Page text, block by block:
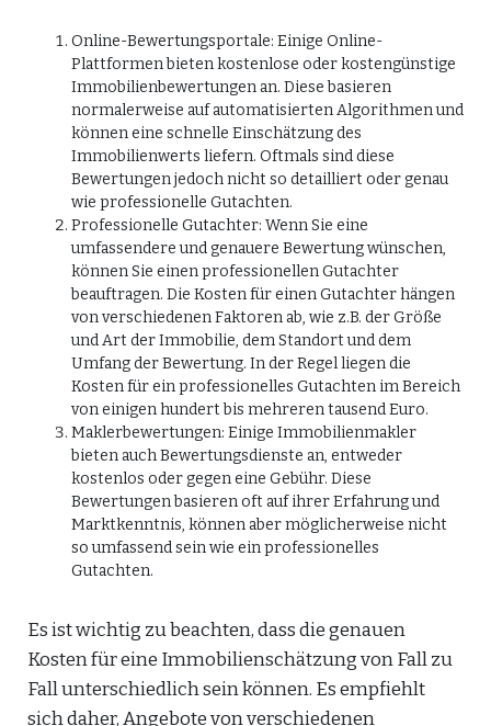
Online-Bewertungsportale: Einige Online-
Plattformen bieten kostenlose oder kostengünstige
Immobilienbewertungen an. Diese basieren
normalerweise auf automatisierten Algorithmen und
können eine schnelle Einschätzung des
Immobilienwerts liefern. Oftmals sind diese
Bewertungen jedoch nicht so detailliert oder genau
wie professionelle Gutachten.
Professionelle Gutachter: Wenn Sie eine
umfassendere und genauere Bewertung wünschen,
können Sie einen professionellen Gutachter
beauftragen. Die Kosten für einen Gutachter hängen
von verschiedenen Faktoren ab, wie z.B. der Größe
und Art der Immobilie, dem Standort und dem
Umfang der Bewertung. In der Regel liegen die
Kosten für ein professionelles Gutachten im Bereich
von einigen hundert bis mehreren tausend Euro.
Maklerbewertungen: Einige Immobilienmakler
bieten auch Bewertungsdienste an, entweder
kostenlos oder gegen eine Gebühr. Diese
Bewertungen basieren oft auf ihrer Erfahrung und
Marktkenntnis, können aber möglicherweise nicht
so umfassend sein wie ein professionelles
Gutachten.
Es ist wichtig zu beachten, dass die genauen
Kosten für eine Immobilienschätzung von Fall zu
Fall unterschiedlich sein können. Es empfiehlt
sich daher, Angebote von verschiedenen